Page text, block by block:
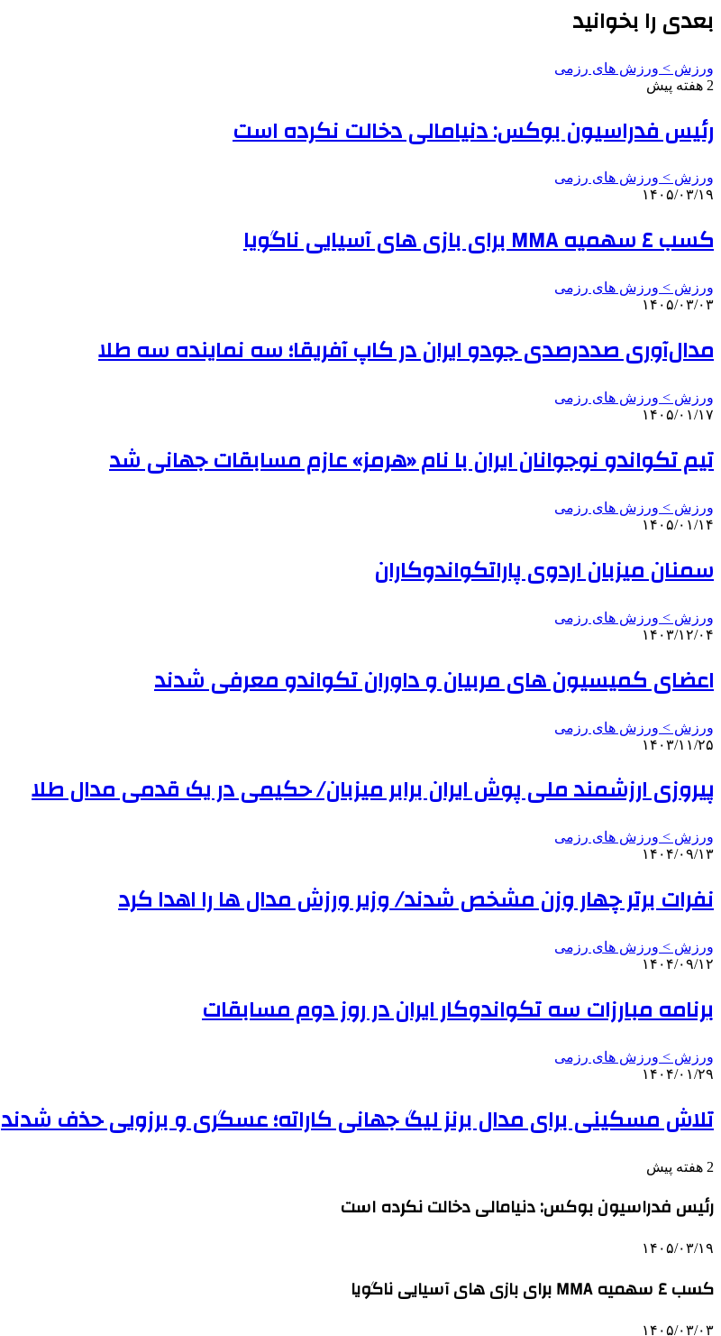
بعدی را بخوانید
ورزش > ورزش های رزمی
2 هفته پیش
رئیس فدراسیون بوکس: دنیامالی دخالت نکرده است
ورزش > ورزش های رزمی
۱۴۰۵/۰۳/۱۹
کسب ٤ سهمیه MMA برای بازی های آسیایی ناگویا
ورزش > ورزش های رزمی
۱۴۰۵/۰۳/۰۳
مدال‌آوری صددرصدی جودو ایران در کاپ آفریقا؛ سه نماینده سه طلا
ورزش > ورزش های رزمی
۱۴۰۵/۰۱/۱۷
تیم تکواندو نوجوانان ایران با نام «هرمز» عازم مسابقات جهانی شد
ورزش > ورزش های رزمی
۱۴۰۵/۰۱/۱۴
سمنان میزبان اردوی پاراتکواندوکاران
ورزش > ورزش های رزمی
۱۴۰۳/۱۲/۰۴
اعضای کمیسیون های مربیان و داوران تکواندو معرفی شدند
ورزش > ورزش های رزمی
۱۴۰۳/۱۱/۲۵
پیروزی ارزشمند ملی پوش ایران برابر میزبان/ حکیمی در یک قدمی مدال طلا
ورزش > ورزش های رزمی
۱۴۰۴/۰۹/۱۳
نفرات برتر چهار وزن مشخص شدند/ وزیر ورزش مدال ها را اهدا کرد
ورزش > ورزش های رزمی
۱۴۰۴/۰۹/۱۲
برنامه مبارزات سه تکواندوکار ایران در روز دوم مسابقات
ورزش > ورزش های رزمی
۱۴۰۴/۰۱/۲۹
تلاش مسکینی برای مدال برنز لیگ جهانی کاراته؛ عسگری و برزویی حذف شدند
2 هفته پیش
رئیس فدراسیون بوکس: دنیامالی دخالت نکرده است
۱۴۰۵/۰۳/۱۹
کسب ٤ سهمیه MMA برای بازی های آسیایی ناگویا
۱۴۰۵/۰۳/۰۳